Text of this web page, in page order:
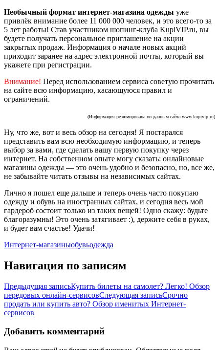
Необычный формат интернет-магазина одежды уже
привлёк внимание более 11 000 000 человек, и это всего-то за
5 лет работы! Став участником шопинг-клуба KupiVIP.ru, вы
будете получать персональное приглашение на акции
закрытых продаж. Информация о начале новых акций
приходит заранее на адрес электронной почты, который вы
укажете при регистрации.
Внимание! Перед использованием сервиса советую прочитать
на сайте всю информацию, касающуюся правил и
ограничений.
(Информация резюмирована по данным сайта www.kupivip.ru)
Ну, что же, вот и весь обзор на сегодня! Я постарался
представить вам всю необходимую информацию, и теперь
выбор за вами, где сделать вашу первую покупку через
интернет. На собственном опыте могу сказать: онлайновые
магазины одежды — это очень удобно и безопасно, но, все же,
не забывайте читать отзывы на независимых сайтах.
Лично я пошел еще дальше и теперь очень часто покупаю
одежду и обувь на иностранных сайтах, и сегодня весь мой
гардероб состоит только из таких вещей! Одно скажу: будьте
благоразумны! Это очень затягивает :), держите себя в руках,
и будет вам счастье! Удачи!
Интернет-магазиныобувьодежда
Навигация по записям
Предыдущая записьКупить билеты на самолет? Легко! Обзор
передовых онлайн-сервисовСледующая записьСрочно
продать или купить авто? Обзор именитых Интернет-
сервисов
Добавить комментарий